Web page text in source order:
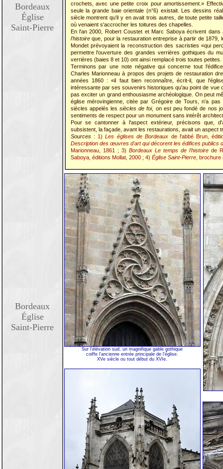
Bordeaux
Église
Saint-Pierre
Bordeaux
Église
Saint-Pierre
crochets, avec une petite croix pour amortissement.»
seule la grande baie orientale (n°6) existait. Les dessins
siècle montrent qu'il y en avait trois autres, de toute petite
où venaient s'accrocher les toitures des chapelles.
En l'an 2000, Robert Coustet et Marc Saboya écrivent dans
l'histoireque, pour la restauration entreprise à partir de 1879,
Mondet prévoyaient la reconstruction des sacristies «qui
permettre l'ouverture des grandes verrières gothiques du
verrières (baies 8 et 10) ont ainsi remplacé trois toutes petites.
Terminons par une note négative qui concerne tout
Charles Marionneau à propos des projets de restauration
années 1860 : «il faut bien reconnaître, écrit-il, que
intéressante par ses souvenirs historiques qu'au point de vue
pas exciter un grand enthousiasme archéologique. On peut
église mérovingienne, citée par Grégoire de Tours, n'a
siècles appelés lessiècles de foi, on est peu fondé de nos
sentiments de respect pour un monument sans intérêt
Pour se cantonner à l'aspect extérieur, précisons que,
subsistent, la façade, avant les restaurations, avait un aspect
Sources: 1)Les églises de Bordeaux de l'abbé Brun,
Description des œuvres d'art qui décorent les édifices publics
Marionneau, 1861 ; 3) Bordeaux Le temps de l'histoirede
Saboya, éditions Mollat, 2000 ; 4) Église Saint-Pierre, brochure
Sur l'élévation sud, un magnifique gable gothique
coiffe l'ancienne entrée principale de l'église.
XVe siècle ou tout début du XVIe.